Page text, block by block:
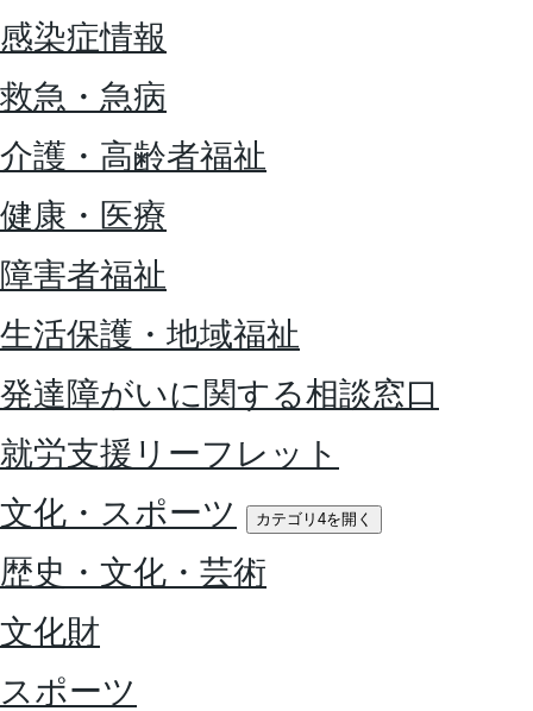
感染症情報
救急・急病
介護・高齢者福祉
健康・医療
障害者福祉
生活保護・地域福祉
発達障がいに関する相談窓口
就労支援リーフレット
文化・スポーツ
カテゴリ4を開く
歴史・文化・芸術
文化財
スポーツ